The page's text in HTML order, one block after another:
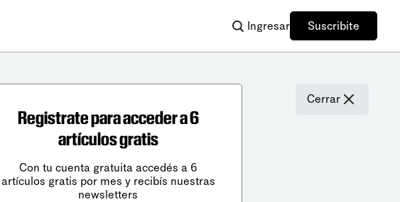
Ingresar Suscribite
Cerrar
Registrate para acceder a 6
artículos gratis
Con tu cuenta gratuita accedés a 6
artículos gratis por mes y recibís nuestras
newsletters